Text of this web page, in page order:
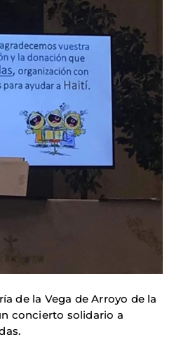
de la Vega de Arroyo de la
concierto solidario a